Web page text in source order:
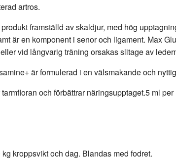
artros.
framställd av skaldjur, med hög
är en komponent i senor och ligament. Max
vid långvarig träning orsakas slitage av
är formulerad i en välsmakande och
och förbättrar näringsupptaget.5 ml
kroppsvikt och dag. Blandas med fodret.